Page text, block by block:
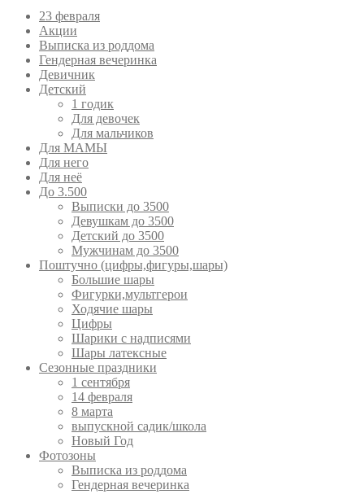
23 февраля
Акции
Выписка из роддома
Гендерная вечеринка
Девичник
Детский
1 годик
Для девочек
Для мальчиков
Для МАМЫ
Для него
Для неё
До 3.500
Выписки до 3500
Девушкам до 3500
Детский до 3500
Мужчинам до 3500
Поштучно (цифры,фигуры,шары)
Большие шары
Фигурки,мультгерои
Ходячие шары
Цифры
Шарики с надписями
Шары латексные
Сезонные праздники
1 сентября
14 февраля
8 марта
выпускной садик/школа
Новый Год
Фотозоны
Выписка из роддома
Гендерная вечеринка